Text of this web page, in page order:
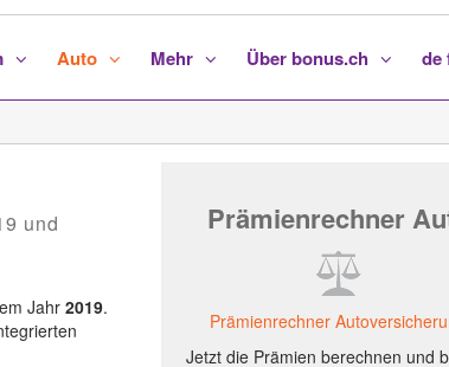
Auto Mehr Über bonus.ch de
und
Jahr2019.
Prämienrechner
Prämienrechner
Jetzt die Prämien berechnen und